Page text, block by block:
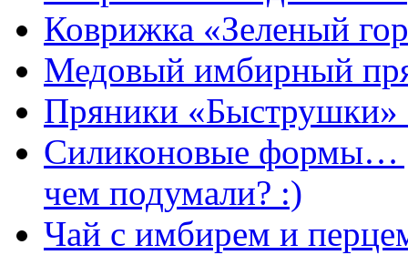
Коврижка «Зеленый
Медовый имбирный
Пряники «Быструшки»
Силиконовые формы…
чем подумали? :)
Чай с имбирем и